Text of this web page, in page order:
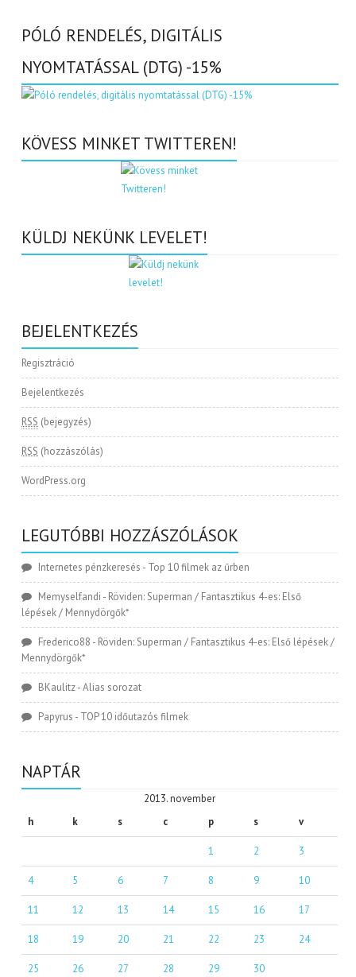
PÓLÓ RENDELÉS, DIGITÁLIS
NYOMTATÁSSAL (DTG) -15%
KÖVESS MINKET TWITTEREN!
KÜLDJ NEKÜNK LEVELET!
BEJELENTKEZÉS
Regisztráció
Bejelentkezés
RSS (bejegyzés)
RSS (hozzászólás)
WordPress.org
LEGUTÓBBI HOZZÁSZÓLÁSOK
Internetes pénzkeresés - Top 10 filmek az űrben
Memyselfandi - Röviden: Superman / Fantasztikus 4-es: Első
lépések / Mennydörgők*
Frederico88 - Röviden: Superman / Fantasztikus 4-es: Első lépések /
Mennydörgők*
BKaulitz-Alias sorozat
Papyrus - TOP 10 időutazós filmek
NAPTÁR
2013. november
h
k s c p s v
1 2 3
4 5 6 7 8 9 10
11 12 13 14 15 16 17
18 19 20 21 22 23 24
25 26 27 28 29 30